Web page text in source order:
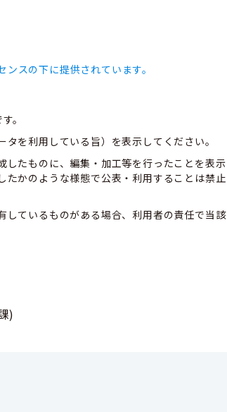
スの下に提供されています。
。
を利用している旨）を表示してください。
たものに、編集・加工等を行ったことを表示
たかのような様態で公表・利用することは禁止
ているものがある場合、利用者の責任で当該
)